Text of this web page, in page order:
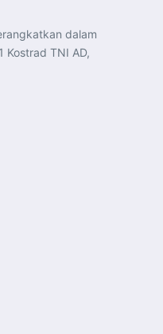
dalam
Kostrad TNI AD,